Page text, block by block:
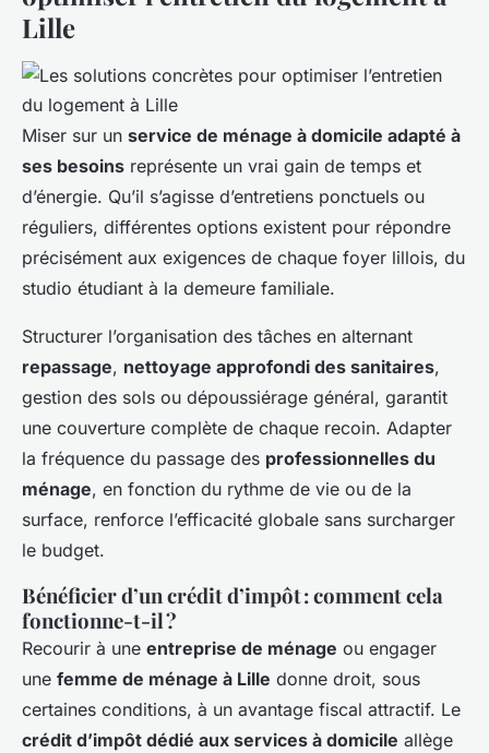
Lille
Miser sur un service de ménage à domicile adapté à
ses besoins représente un vrai gain de temps et
d’énergie. Qu’il s’agisse d’entretiens ponctuels ou
réguliers, différentes options existent pour répondre
précisément aux exigences de chaque foyer lillois, du
studio étudiant à la demeure familiale.
Structurer l’organisation des tâches en alternant
repassage, nettoyage approfondi des sanitaires,
gestion des sols ou dépoussiérage général, garantit
une couverture complète de chaque recoin. Adapter
la fréquence du passage des professionnelles du
ménage, en fonction du rythme de vie ou de la
surface, renforce l’efficacité globale sans surcharger
le budget.
Bénéficier d’un crédit d’impôt : comment cela
fonctionne-t-il ?
Recourir à une entreprise de ménage ou engager
une femme de ménage à Lille donne droit, sous
certaines conditions, à un avantage fiscal attractif. Le
crédit d’impôt dédié aux services à domicile allège